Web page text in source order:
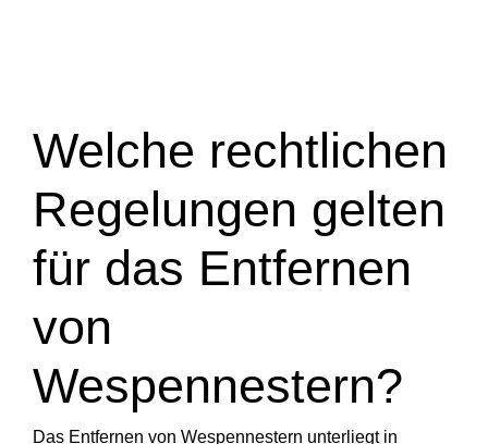
Welche rechtlichen
Regelungen gelten
für das Entfernen
von
Wespennestern?
Das Entfernen von Wespennestern unterliegt in